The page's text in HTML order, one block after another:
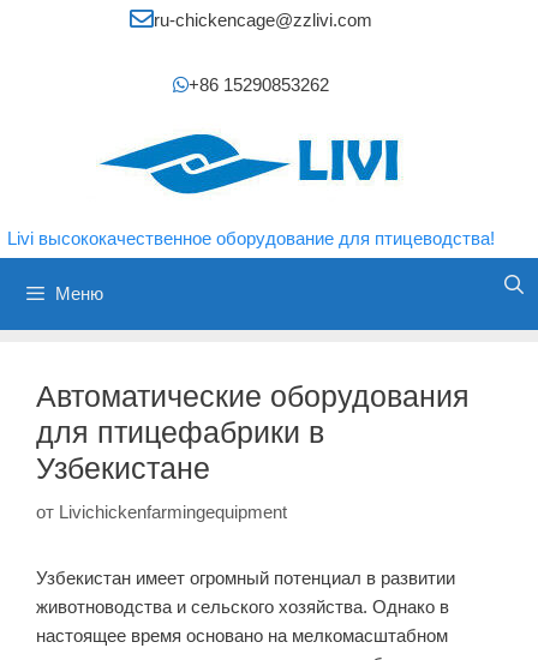
ru-chickencage@zzlivi.com
+86 15290853262
Livi высококачественное оборудование для птицеводства!
Меню
Автоматические оборудования
для птицефабрики в
Узбекистане
от Livichickenfarmingequipment
Узбекистан имеет огромный потенциал в развитии
животноводства и сельского хозяйства. Однако в
настоящее время основано на мелкомасштабном